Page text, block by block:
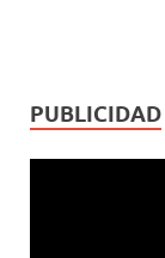
PUBLICIDAD